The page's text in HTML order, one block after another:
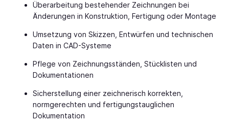
Überarbeitung bestehender Zeichnungen bei
Änderungen in Konstruktion, Fertigung oder Montage
Umsetzung von Skizzen, Entwürfen und technischen
Daten in CAD-Systeme
Pflege von Zeichnungsständen, Stücklisten und
Dokumentationen
Sicherstellung einer zeichnerisch korrekten,
normgerechten und fertigungstauglichen
Dokumentation